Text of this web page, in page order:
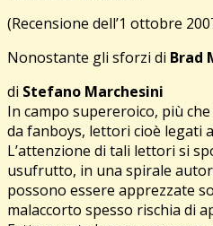
(Recensione dell’1 ottobre
Nonostante gli sforzi di Brad
di Stefano Marchesini
In campo supereroico, più
da fanboys, lettori cioè legati
L’attenzione di tali lettori si
usufrutto, in una spirale
possono essere apprezzate
malaccorto spesso rischia di